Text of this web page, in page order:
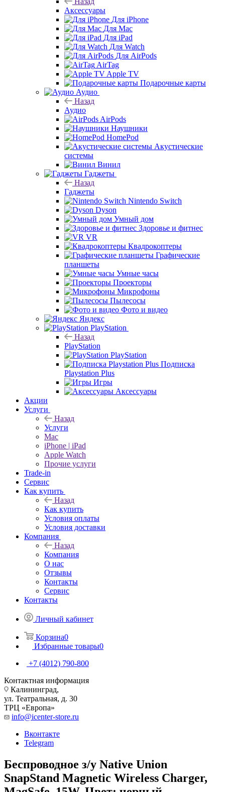
Аксессуары
Для iPhone
Для Mac
Для iPad
Для Watch
Для AirPods
AirTag
Apple TV
Подарочные карты
Аудио
Назад
Аудио
AirPods
Наушники
HomePod
Акустические
системы
Винил
Гаджеты
Назад
Гаджеты
Nintendo Switch
Dyson
Умный дом
Здоровье и фитнес
VR
Квадрокоптеры
Графические
планшеты
Умные часы
Проекторы
Микрофоны
Пылесосы
Фото и видео
Яндекс
PlayStation
Назад
PlayStation
PlayStation
Подписка
Playstation Plus
Игры
Аксессуары
Акции
Услуги
Назад
Услуги
Mac
iPhone | iPad
Apple Watch
Прочие услуги
Trade-in
Сервис
Как купить
Назад
Как купить
Условия оплаты
Условия доставки
Компания
Назад
Компания
О нас
Отзывы
Контакты
Сервис
Контакты
Личный кабинет
Корзина0
Избранные товары0
+7 (4012) 790-800
Контактная информация
Калининград,
ул. Театральная, д. 30
ТРЦ «Европа»
info@icenter-store.ru
Вконтакте
Telegram
Беспроводное з/у Native Union
SnapStand Magnetic Wireless Charger,